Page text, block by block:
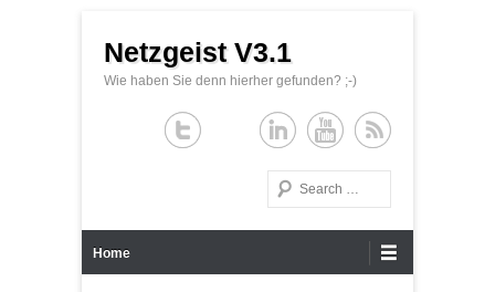
Netzgeist V3.1
Wie haben Sie denn hierher gefunden? ;-)
Search
Home